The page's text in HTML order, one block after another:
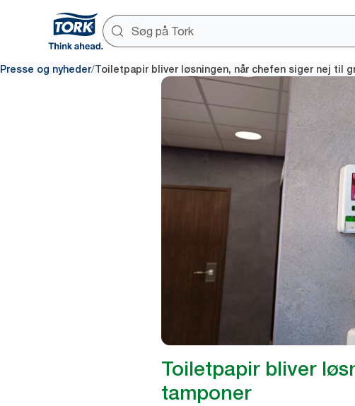
Presse og nyheder/Toiletpapir bliver løsningen, når chefen siger nej til
Toiletpapir bliver
tamponer